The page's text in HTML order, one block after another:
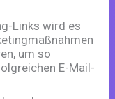
Links wird es
um so
E-Mail-